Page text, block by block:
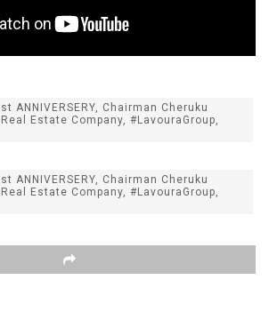
ANNIVERSERY, Chairman Cheruku
Estate Company, #LavouraGroup,
ANNIVERSERY, Chairman Cheruku
Estate Company, #LavouraGroup,